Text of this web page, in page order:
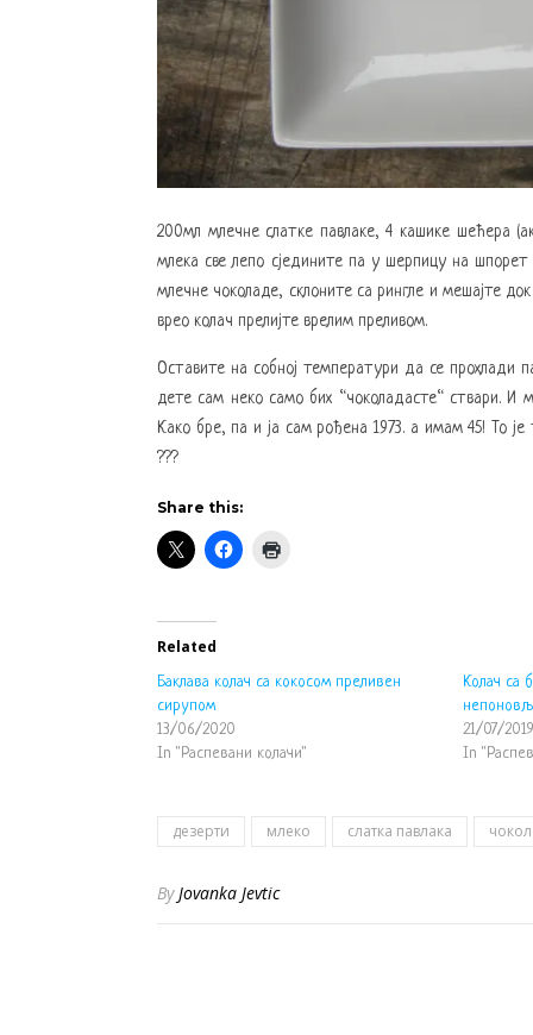
200мл млечне слатке павлаке, 4 кашике шећера
млека све лепо сједините па у шерпицу на
млечне чоколаде, склоните са рингле и мешајте
врео колач прелијте врелим преливом.
Оставите на собној температури да се прохлади
дете сам неко само бих “чоколадасте“ ствари. И
Како бре, па и ја сам рођена 1973. а имам 45! То
???
Share this:
Related
Баклава колач са кокосом преливен
сирупом
13/06/2020
In "Распевани колачи"
Колач са
21/07/2019
In
дезерти млеко слатка павлака
By Jovanka Jevtic